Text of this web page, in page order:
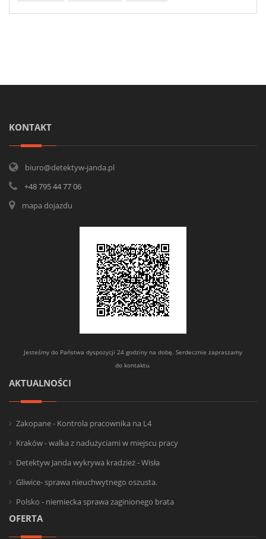
KONTAKT
biuro@detektyw-janda.pl
+48 795 44 77 06
mapa dojazdu
Jesteśmy do Państwa dyspozycji 24 godziny na dobę. Serdecznie zapraszamy
do kontaktu.
AKTUALNOŚCI
Zakopane - Kontrola pracownika na L4
Kraków - walka z nadużyciami w miejscu pracy
Detektyw Janda wykrywa kradzież - Wisła
Gliwice- sprawa nieuchwytnego oszusta.
Polsko - niemiecka sprawa zaginionego brata
OFERTA